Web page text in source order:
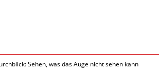
Sehen, was das Auge nicht sehen kann